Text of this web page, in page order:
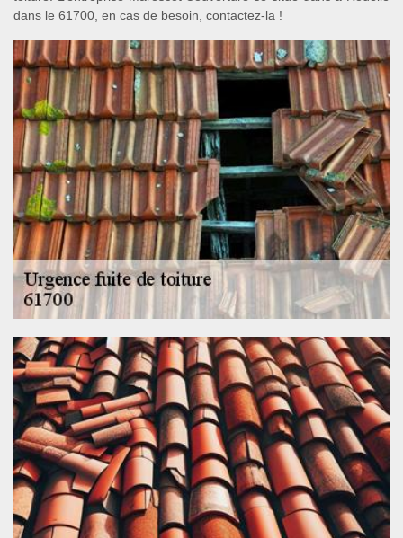
dans le 61700, en cas de besoin, contactez-la !